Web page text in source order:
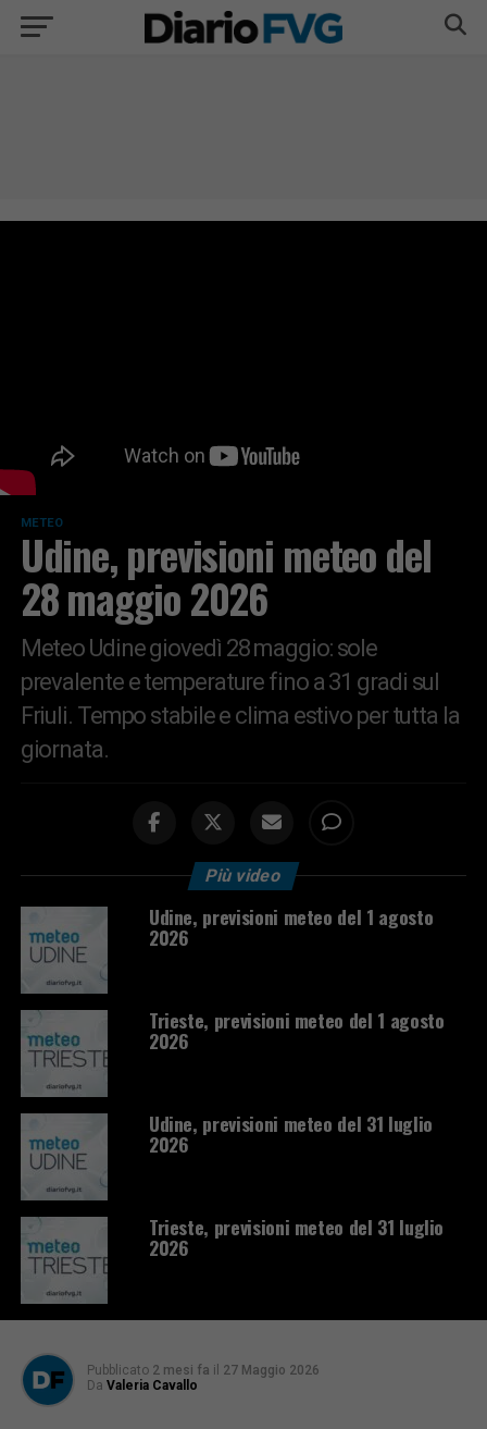
METEO
Udine, previsioni meteo del
28 maggio 2026
Meteo Udine giovedì 28 maggio: sole
prevalente e temperature fino a 31 gradi sul
Friuli. Tempo stabile e clima estivo per tutta la
giornata.
Più video
Udine, previsioni meteo del 1 agosto
2026
Trieste, previsioni meteo del 1 agosto
2026
Udine, previsioni meteo del 31 luglio
2026
Trieste, previsioni meteo del 31 luglio
2026
Pubblicato 2 mesi fa il 27 Maggio 2026
Da Valeria Cavallo